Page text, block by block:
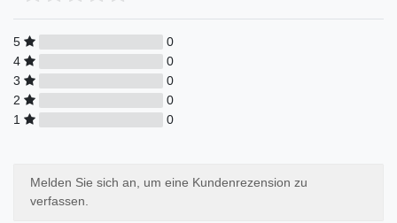
5
0
4
0
3
0
2
0
1
0
Melden Sie sich an, um eine Kundenrezension zu
verfassen.